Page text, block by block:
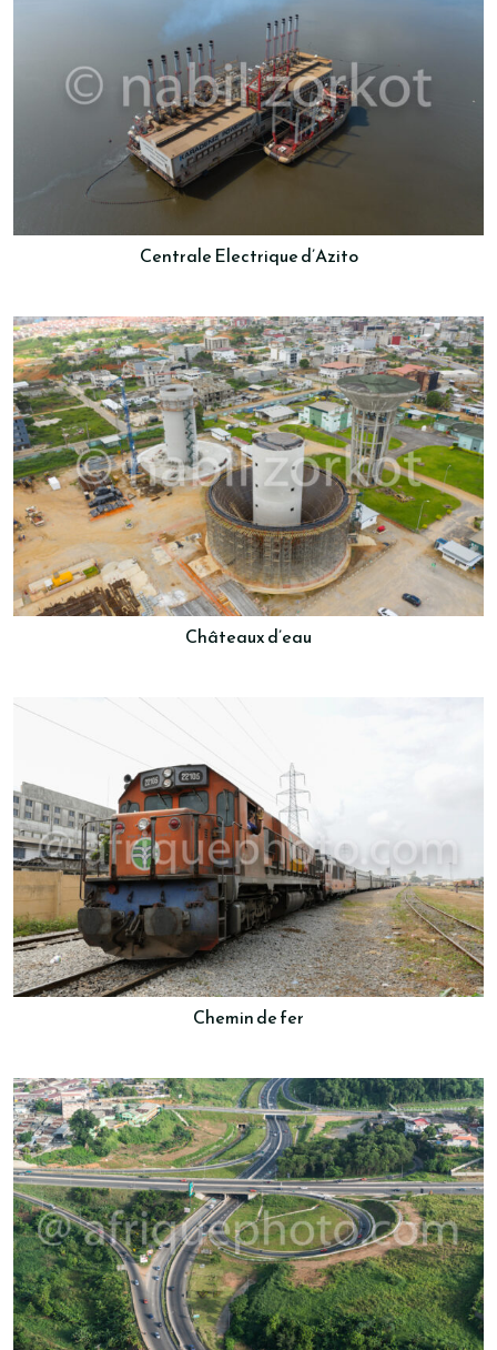
Centrale Electrique d’Azito
Châteaux d’eau
Chemin de fer